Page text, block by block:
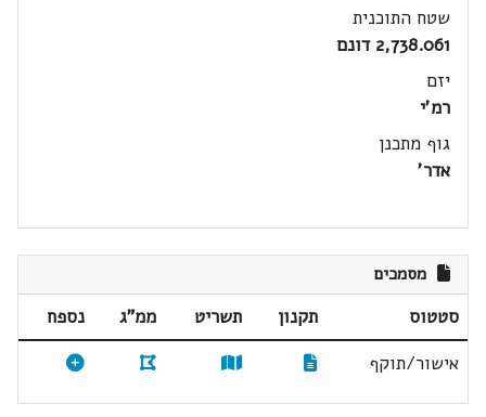
שטח התוכנית
2,738.061 דונם
יזם
רמ'י
גוף מתכנן
אדר'
מסמכים
סטטוס תקנון תשריט ממ"ג
נספח
אישור/תוקף